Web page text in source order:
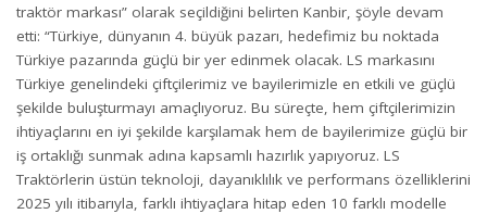
traktör markası” olarak seçildiğini belirten Kanbir, şöyle devam
etti: “Türkiye, dünyanın 4. büyük pazarı, hedefimiz bu noktada
Türkiye pazarında güçlü bir yer edinmek olacak. LS markasını
Türkiye genelindeki çiftçilerimiz ve bayilerimizle en etkili ve güçlü
şekilde buluşturmayı amaçlıyoruz. Bu süreçte, hem çiftçilerimizin
ihtiyaçlarını en iyi şekilde karşılamak hem de bayilerimize güçlü bir
iş ortaklığı sunmak adına kapsamlı hazırlık yapıyoruz. LS
Traktörlerin üstün teknoloji, dayanıklılık ve performans özelliklerini
2025 yılı itibarıyla, farklı ihtiyaçlara hitap eden 10 farklı modelle